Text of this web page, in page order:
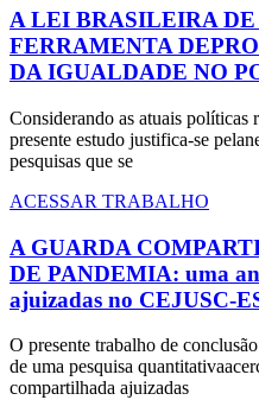
A LEI BRASILEIRA
FERRAMENTA
DA IGUALDADE NO
Considerando as atuais
presente estudo justifica-se
pesquisas que se
ACESSAR TRABALHO
A GUARDA
DE PANDEMIA: uma
ajuizadas no CEJUSC-
O presente trabalho de
de uma pesquisa
compartilhada ajuizadas